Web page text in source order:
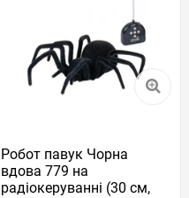
Робот павук Чорна
вдова 779 на
радіокеруванні (30 см,